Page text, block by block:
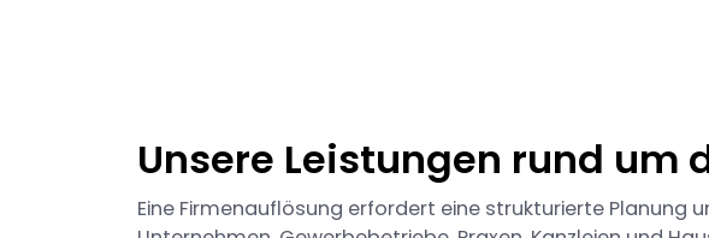
Unsere Leistungen rund um
Eine Firmenauflösung erfordert eine strukturierte Planung